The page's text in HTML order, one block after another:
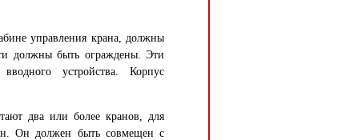
управления крана, должны
должны быть ограждены. Эти
устройства. Корпус
два или более кранов, для
Он должен быть совмещен с